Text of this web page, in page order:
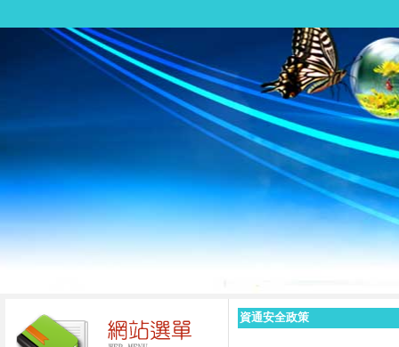
資通安全政策